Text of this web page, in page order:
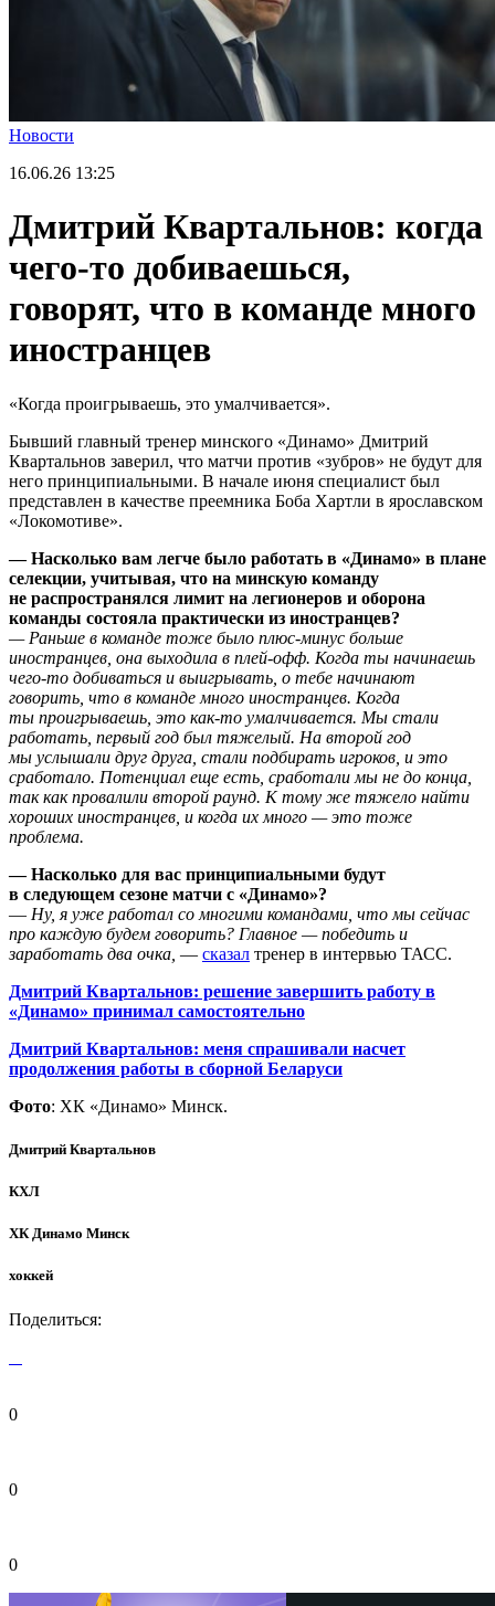
Новости
16.06.26 13:25
Дмитрий Квартальнов: когда
чего-то добиваешься,
говорят, что в команде много
иностранцев
«Когда проигрываешь, это умалчивается».
Бывший главный тренер минского «Динамо» Дмитрий
Квартальнов заверил, что матчи против «зубров» не будут для
него принципиальными. В начале июня специалист был
представлен в качестве преемника Боба Хартли в ярославском
«Локомотиве».
— Насколько вам легче было работать в «Динамо» в плане
селекции, учитывая, что на минскую команду
не распространялся лимит на легионеров и оборона
команды состояла практически из иностранцев?
— Раньше в команде тоже было плюс-минус больше
иностранцев, она выходила в плей-офф. Когда ты начинаешь
чего-то добиваться и выигрывать, о тебе начинают
говорить, что в команде много иностранцев. Когда
ты проигрываешь, это как-то умалчивается. Мы стали
работать, первый год был тяжелый. На второй год
мы услышали друг друга, стали подбирать игроков, и это
сработало. Потенциал еще есть, сработали мы не до конца,
так как провалили второй раунд. К тому же тяжело найти
хороших иностранцев, и когда их много — это тоже
проблема.
— Насколько для вас принципиальными будут
в следующем сезоне матчи с «Динамо»?
— Ну, я уже работал со многими командами, что мы сейчас
про каждую будем говорить? Главное — победить и
заработать два очка, — сказал тренер в интервью ТАСС.
Дмитрий Квартальнов: решение завершить работу в
«Динамо» принимал самостоятельно
Дмитрий Квартальнов: меня спрашивали насчет
продолжения работы в сборной Беларуси
Фото: ХК «Динамо» Минск.
Дмитрий Квартальнов
КХЛ
ХК Динамо Минск
хоккей
Поделиться:
0
0
0